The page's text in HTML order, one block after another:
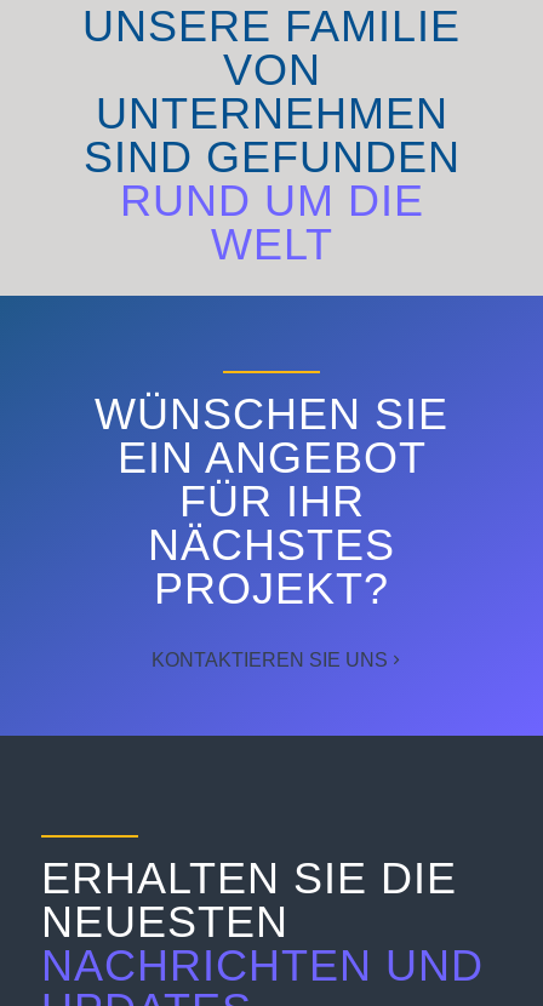
UNSERE FAMILIE
VON
UNTERNEHMEN
SIND GEFUNDEN
RUND UM DIE
WELT
WÜNSCHEN SIE
EIN ANGEBOT
FÜR IHR
NÄCHSTES
PROJEKT?
KONTAKTIEREN SIE UNS
ERHALTEN SIE DIE
NEUESTEN
NACHRICHTEN UND